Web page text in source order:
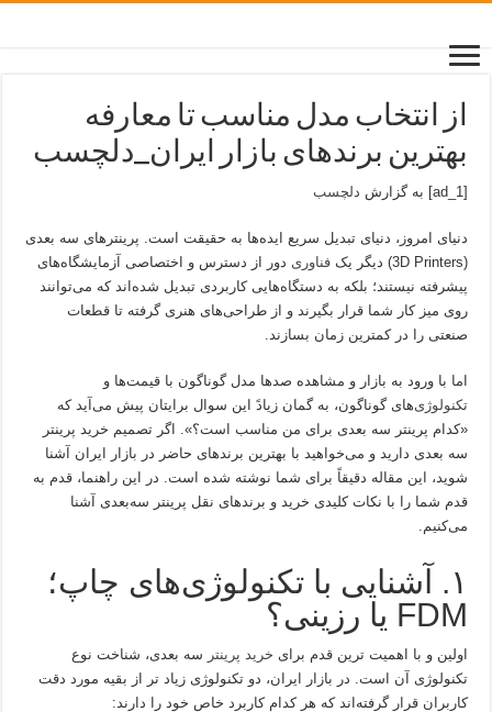
از انتخاب مدل مناسب تا معارفه
بهترین برندهای بازار ایران_دلچسب
[ad_1] به گزارش دلچسب
دنیای امروز، دنیای تبدیل سریع ایده‌ها به حقیقت است. پرینترهای سه بعدی
(3D Printers) دیگر یک
فناوری دور از دسترس و اختصاصی آزمایشگاه‌های
پیشرفته نیستند؛ بلکه به دستگاه‌هایی کاربردی تبدیل شده‌اند که می‌توانند
روی میز کار شما قرار بگیرند و از طراحی‌های هنری گرفته تا قطعات
صنعتی را در کمترین زمان بسازند.
اما با ورود به بازار و مشاهده صدها مدل گوناگون با قیمت‌ها و
تکنولوژی‌های گوناگون، به گمان زیادً این سوال برایتان پیش می‌آید که
«کدام پرینتر سه بعدی برای من مناسب است؟». اگر تصمیم خرید پرینتر
سه بعدی دارید و می‌خواهید با بهترین برندهای حاضر در بازار ایران آشنا
شوید، این مقاله دقیقاً برای شما نوشته شده است. در این راهنما، قدم به
قدم شما را با نکات کلیدی خرید و برندهای نقل پرینتر سه‌بعدی آشنا
می‌کنیم.
۱. آشنایی با تکنولوژی‌های چاپ؛
FDM یا رزینی؟
اولین و با اهمیت ترین قدم برای خرید پرینتر سه بعدی، شناخت نوع
تکنولوژی آن است. در بازار ایران، دو تکنولوژی زیاد تر از بقیه مورد دقت
کاربران قرار گرفته‌اند که هر کدام کاربرد خاص خود را دارند: